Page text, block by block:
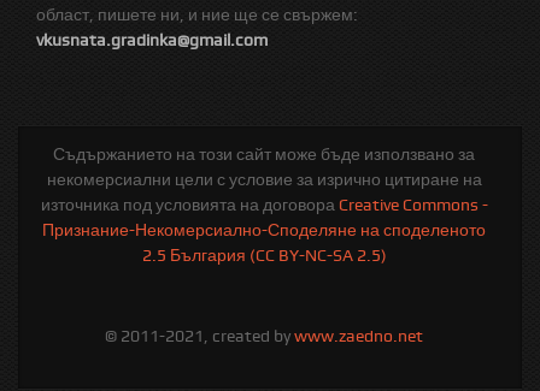
област, пишете ни, и ние ще се свържем:
vkusnata.gradinka@gmail.com
Съдържанието на този сайт може бъде използвано за
некомерсиални цели с условие за изрично цитиране на
източника под условията на договора Creative Commons -
Признание-Некомерсиално-Споделяне на споделеното
2.5 България (CC BY-NC-SA 2.5)
© 2011-2021, created bywww.zaedno.net